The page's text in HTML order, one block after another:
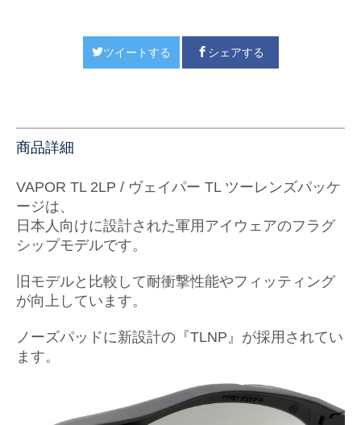
ツイートする シェアする
商品詳細
VAPOR TL 2LP / ヴェイパー TL ツーレンズパッケ
ージは、
日本人向けに設計された軍用アイウェアのフラグ
シップモデルです。
旧モデルと比較して耐衝撃性能やフィッティング
が向上しています。
ノーズパッドに新設計の『TLNP』が採用されてい
ます。